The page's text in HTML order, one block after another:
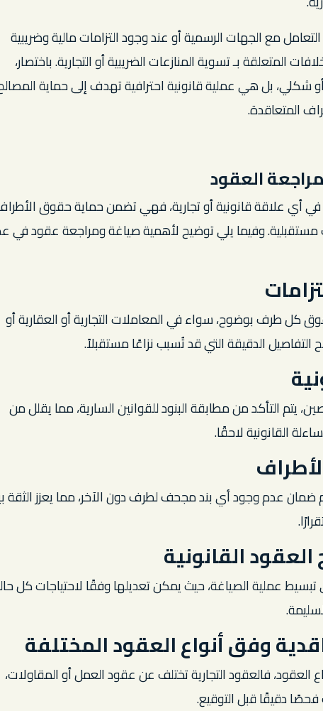
مع الجهات الرسمية أو عند وجود التزامات مالية وضريبية
المتعلقة بـ تسوية المنازعات الضريبية أو التجارية. باختصار،
شكلي، بل هي عملية قانونية احترافية تهدف إلى حماية
المتعاقدة.
العقود
أي علاقة قانونية أو تجارية، فهي تضمن حماية حقوق
مستقبلية. وفيما يلي توضيح لأهمية صياغة ومراجعة عقود في
طرف بوضوح، سواء في المعاملات التجارية أو العقارية أو
الدقيقة التي قد تُسبب نزاعًا مستقبلاً.
يتم التأكد من مطابقة البنود للقوانين السارية، مما يقلل من
القانونية لاحقًا.
ضمان عدم وجود أي بند مجحف لطرف دون الآخر، مما يعزز الثقة
القانونية
عملية الصياغة، حيث يمكن تعديلها وفقًا لاحتياجات كل
وفق أنواع العقود المختلفة
العقود، فالعقود التجارية تختلف عن عقود العمل أو المقاولات،
دقيقًا قبل التوقيع.